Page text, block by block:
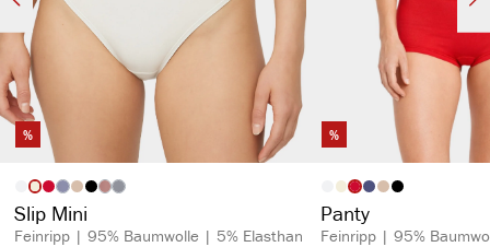
%
Artikelfarbeauswählen
(Diese Option ist zurzeit nicht verfügbar.)
(Diese Option ist zurzeit nicht verfügbar.)
(Diese Option ist zurzeit nicht verfügbar.)
Slip Mini
Feinripp | 95% Baumwolle | 5% Elasthan
%
Artikelfarbe
Panty
Feinripp | 95%